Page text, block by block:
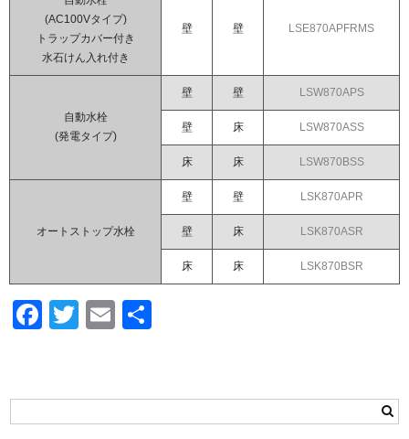
(AC100Vタイプ)
トラップカバー付き
水石けん入れ付き
壁 壁 LSE870APFRMS
自動水栓
(発電タイプ)
壁 壁 LSW870APS
壁 床 LSW870ASS
床 床 LSW870BSS
オートストップ水栓
壁 壁 LSK870APR
壁 床 LSK870ASR
床 床 LSK870BSR
F
e
b
T
er
E